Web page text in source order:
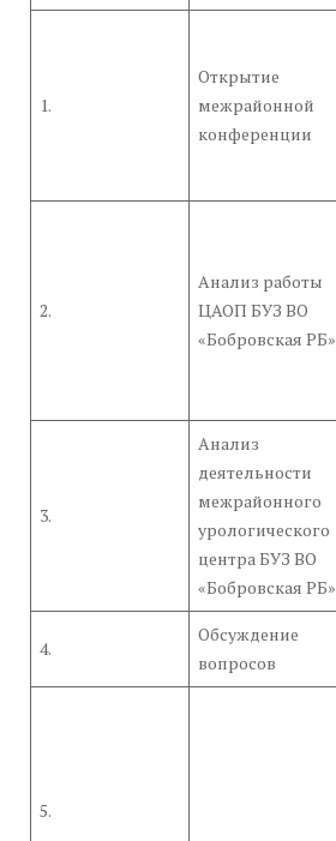
1.
Открытие
межрайонной
конференции
2.
Анализ работы
ЦАОП БУЗ ВО
«Бобровская РБ»
3.
Анализ
деятельности
межрайонного
урологического
центра БУЗ ВО
«Бобровская РБ»
4.
Обсуждение
вопросов
5.